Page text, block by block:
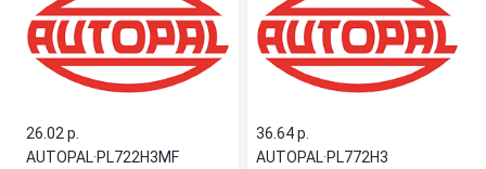
26.02 p.
AUTOPAL·PL722H3MF
36.64 p.
AUTOPAL·PL772H3